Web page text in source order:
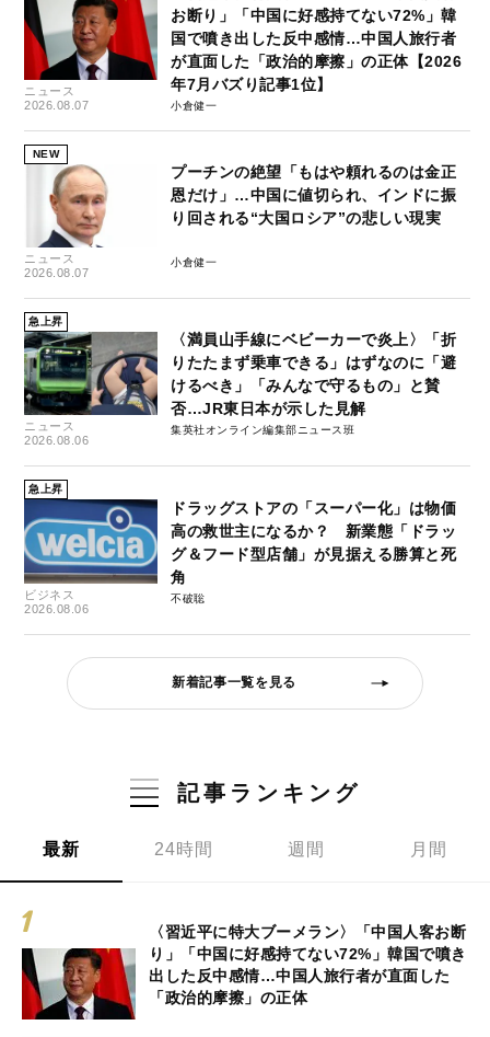
ニュース
2026.08.07
お断り」「中国に好感持てない72%」韓
国で噴き出した反中感情…中国人旅行者
が直面した「政治的摩擦」の正体【2026
年7月バズり記事1位】
小倉健一
NEW
ニュース
2026.08.07
プーチンの絶望「もはや頼れるのは金正
恩だけ」…中国に値切られ、インドに振
り回される“大国ロシア”の悲しい現実
小倉健一
急上昇
ニュース
2026.08.06
〈満員山手線にベビーカーで炎上〉「折
りたたまず乗車できる」はずなのに「避
けるべき」「みんなで守るもの」と賛
否…JR東日本が示した見解
集英社オンライン編集部ニュース班
急上昇
ビジネス
2026.08.06
ドラッグストアの「スーパー化」は物価
高の救世主になるか？ 新業態「ドラッ
グ＆フード型店舗」が見据える勝算と死
角
不破聡
新着記事一覧を見る
記事ランキング
最新 24時間 週間 月間
〈習近平に特大ブーメラン〉「中国人客お断
り」「中国に好感持てない72%」韓国で噴き
出した反中感情…中国人旅行者が直面した
「政治的摩擦」の正体